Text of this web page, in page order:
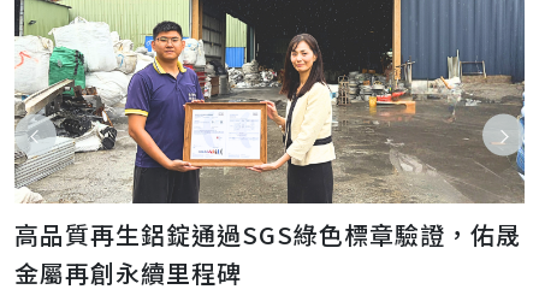
高品質再生鋁錠通過SGS綠色標章驗證，佑晟
金屬再創永續里程碑